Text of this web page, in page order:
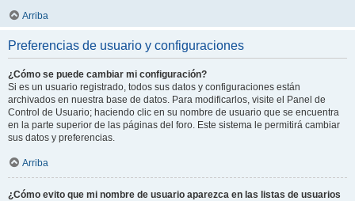
Arriba
Preferencias de usuario y configuraciones
¿Cómo se puede cambiar mi configuración?
Si es un usuario registrado, todos sus datos y configuraciones están
archivados en nuestra base de datos. Para modificarlos, visite el Panel de
Control de Usuario; haciendo clic en su nombre de usuario que se encuentra
en la parte superior de las páginas del foro. Este sistema le permitirá cambiar
sus datos y preferencias.
Arriba
¿Cómo evito que mi nombre de usuario aparezca en las listas de usuarios